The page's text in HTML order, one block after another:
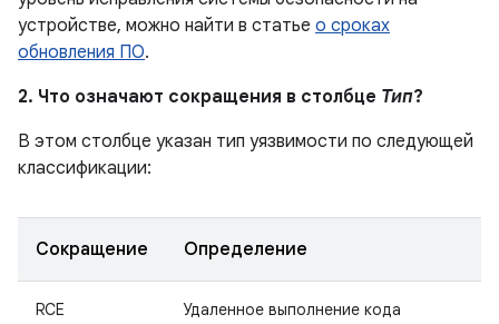
устройстве, можно найти в статье о сроках
обновления ПО.
2. Что означают сокращения в столбце Тип?
В этом столбце указан тип уязвимости по следующей
классификации:
Сокращение Определение
RCE Удаленное выполнение кода